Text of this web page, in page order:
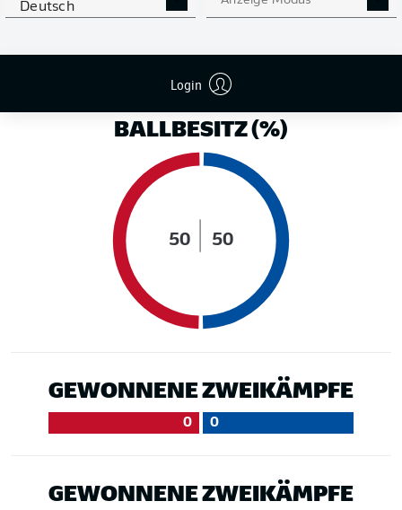
Deutsch
Login
LAUFDISTANZ (KM)
BALLBESITZ (%)
50 50
GEWONNENE ZWEIKÄMPFE
0 0
GEWONNENE ZWEIKÄMPFE